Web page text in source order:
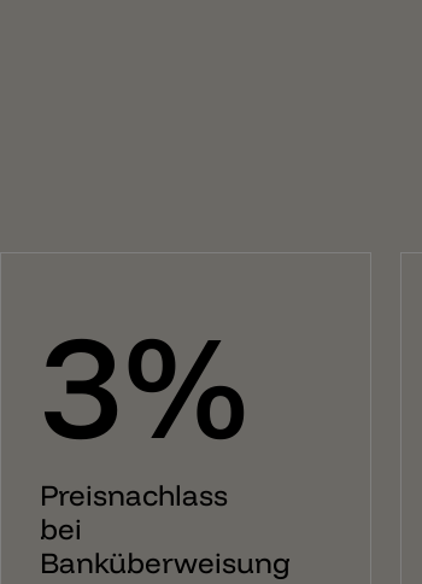
3%
Preisnachlass
bei
Banküberweisung